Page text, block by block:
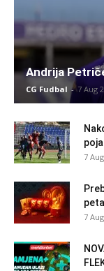
Andrija
CG Fudbal - 7 Aug
7
7